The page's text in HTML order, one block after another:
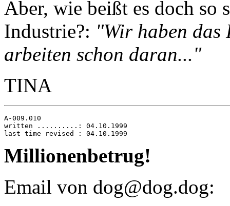
Aber, wie beißt es doch so
Industrie?: "Wir haben
arbeiten schon daran..."
TINA
A-009.010
written ..........: 04.10.1999
Millionenbetrug!
Email von dog@dog.dog: